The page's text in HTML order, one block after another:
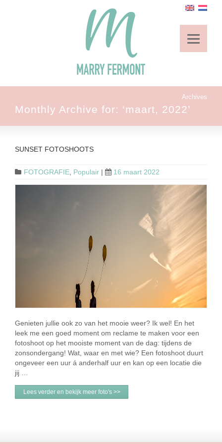
Archives
Monthly Archive for: ‘maart, 2022’
SUNSET FOTOSHOOTS
FOTOGRAFIE Populair | 16 maart 2022
Genieten jullie ook zo van het mooie weer? Ik wel! En het
leek me een goed moment om reclame te maken voor een
fotoshoot op het mooiste moment van de dag: tijdens de
zonsondergang! Wat, waar en met wie? Een fotoshoot duurt
ongeveer een uur á anderhalf uur en kan op een locatie die
jij …
Lees verder en bekijk meer foto's >>